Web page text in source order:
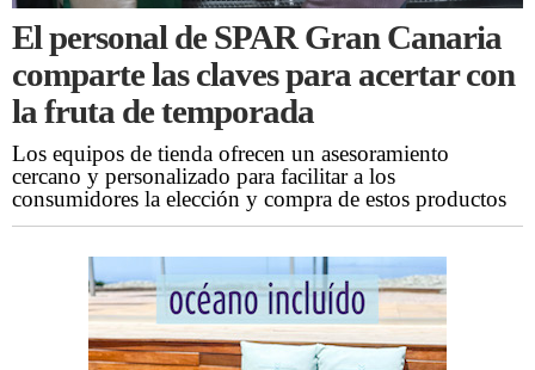
El personal de SPAR Gran Canaria
comparte las claves para acertar con
la fruta de temporada
Los equipos de tienda ofrecen un asesoramiento
cercano y personalizado para facilitar a los
consumidores la elección y compra de estos productos